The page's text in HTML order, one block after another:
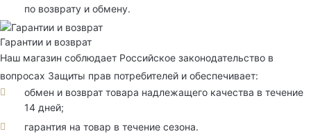
по возврату и обмену.
Гарантии и возврат
Наш магазин соблюдает Российское законодательство в
вопросах Защиты прав потребителей и обеспечивает:
обмен и возврат товара надлежащего качества в течение
14 дней;
гарантия на товар в течение сезона.